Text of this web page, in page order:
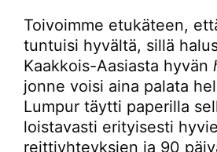
Toivoimme etukäteen,
tuntuisi hyvältä, sillä
Kaakkois-Aasiasta hyvän
jonne voisi aina palata
Lumpur täytti paperilla
loistavasti erityisesti
reittiyhteyksien ja 90